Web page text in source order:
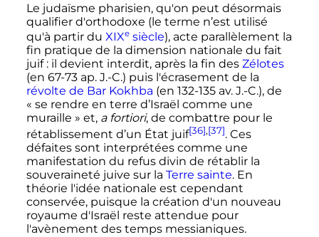
Le judaïsme pharisien, qu'on peut désormais
qualifier d'orthodoxe (le terme n’est utilisé
qu'à partir du XIXesiècle), acte parallèlement la
fin pratique de la dimension nationale du fait
juif : il devient interdit, après la fin des Zélotes
(en 67-73 ap. J.-C.) puis l'écrasement de la
révolte de Bar Kokhba (en 132-135 av. J.-C.), de
« se rendre en terre d’Israël comme une
muraille » et, a fortiori, de combattre pour le
rétablissement d’un État juif[36],[37]. Ces
défaites sont interprétées comme une
manifestation du refus divin de rétablir la
souveraineté juive sur la Terre sainte. En
théorie l'idée nationale est cependant
conservée, puisque la création d'un nouveau
royaume d'Israël reste attendue pour
l'avènement des temps messianiques.